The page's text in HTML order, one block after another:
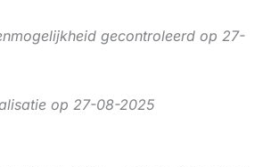
gecontroleerd op 27-
op 27-08-2025